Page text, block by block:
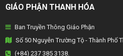
GIÁO PHẬN LẠNG SƠN
GIÁO PHẬN LONG XUYÊN
GIÁO PHẬN THANH HÓA
Ban Truyền Thông Giáo Phận
Số 50 Nguyễn Trường Tộ - Thành Phố
(+84) 237 385 3138.